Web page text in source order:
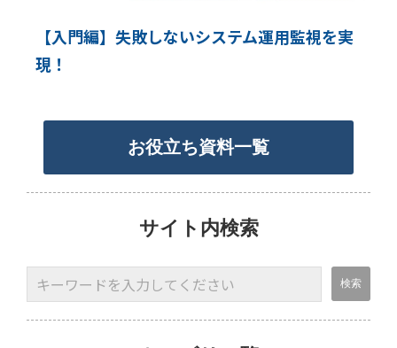
【入門編】失敗しないシステム運用監視を実
現！
お役立ち資料一覧
サイト内検索